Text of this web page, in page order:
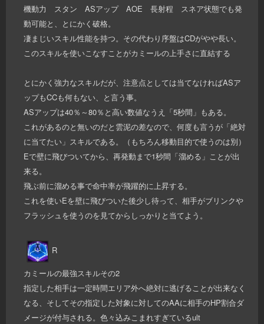
機動力 スタン ASアップ AOE 長射程 スネア状態でも発
動可能と、とにかく破格。
凄まじいスキル性能を持つ。その代わり序盤はCDがやや長い。
このスキルを使いこなすことがカミールの上手さに直結する
とにかく強力なスキルだが、注意点としては当てなければASア
ップもCCも何もない、と言う事。
ASアップは40％～80％と高い数値なうえ「5秒間」もある。
これがあるのと無いのだと雲泥の差なので、何度も言うが「絶対
に当てたい」スキルである。（もちろん移動目的で使うのは別）
Eで壁に飛びついてから、再発動まで1秒間「溜める」ことが出
来る。
飛ぶ前に溜める事で命中率が飛躍的に上昇する。
これを使いEを壁に飛びついた後少し待って、相手がブリンクや
フラッシュを使うのを見てからしっかりと当てよう。
R
カミールの最強スキルその2
指定した相手は一定時間エリア外へ絶対に逃げることが出来なく
なる、そしてその指定した対象に対してのAAに相手のHP割合ダ
メージが付与される。色々込みこまれすぎているult